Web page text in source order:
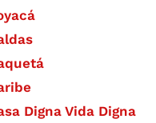
Digna Vida Digna